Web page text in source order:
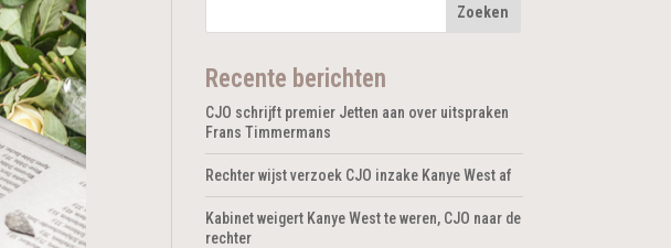
Recente berichten
CJO schrijft premier Jetten aan over uitspraken
Frans Timmermans
Rechter wijst verzoek CJO inzake Kanye West af
Kabinet weigert Kanye West te weren, CJO naar de
rechter